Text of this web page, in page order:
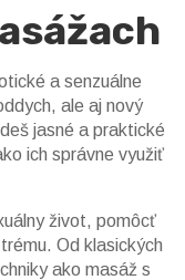
a senzuálne
ale aj nový
jasné a praktické
ich správne využiť
život, pomôcť
Od klasických
ako masáž s